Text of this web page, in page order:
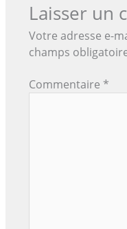
Laisser un
Votre adresse e-
champs
Commentaire *